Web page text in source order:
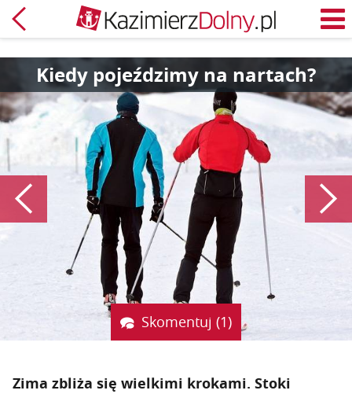
Powrót
Kiedy pojeździmy na nartach?
Poprzedni
Skomentuj (1)
Zima zbliża się wielkimi krokami. Stoki